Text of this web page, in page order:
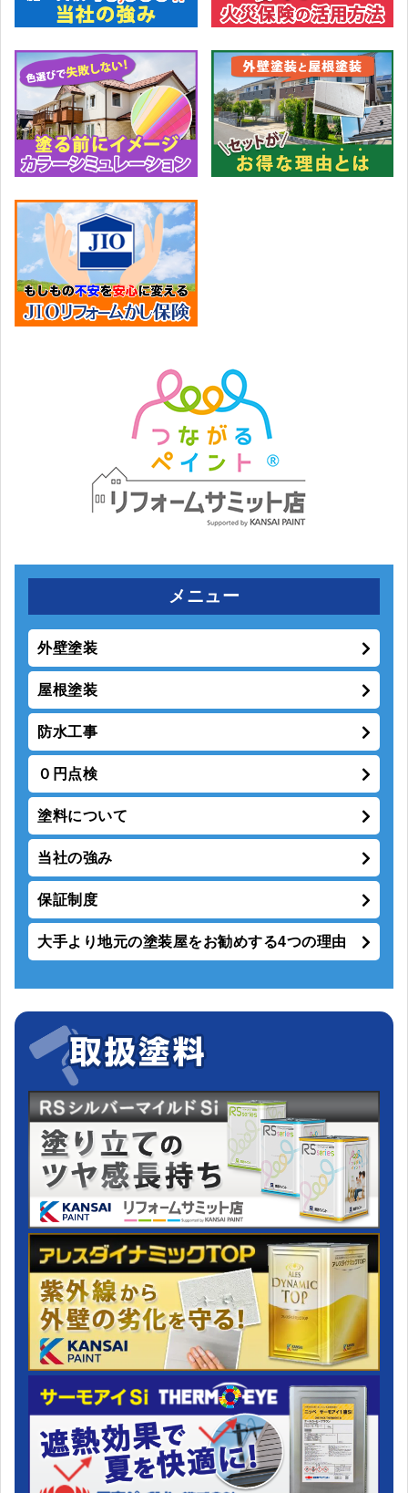
メニュー
外壁塗装
屋根塗装
防水工事
０円点検
塗料について
当社の強み
保証制度
大手より地元の塗装屋をお勧めする4つの理由